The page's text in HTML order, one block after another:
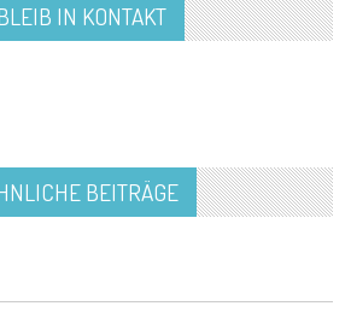
IN KONTAKT
BEITRÄGE